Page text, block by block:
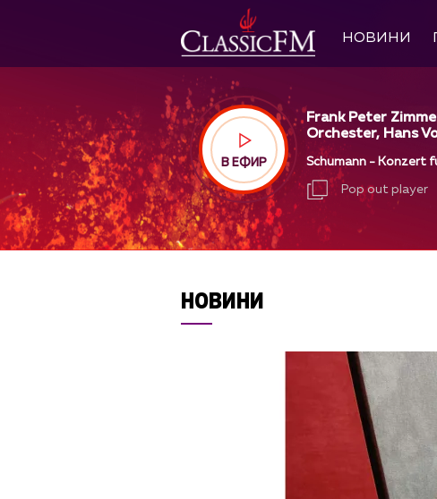
НОВИНИ
В ЕФИР
Frank Peter
Orchester, Hans
Schumann - Konzert
Pop out player
НОВИНИ